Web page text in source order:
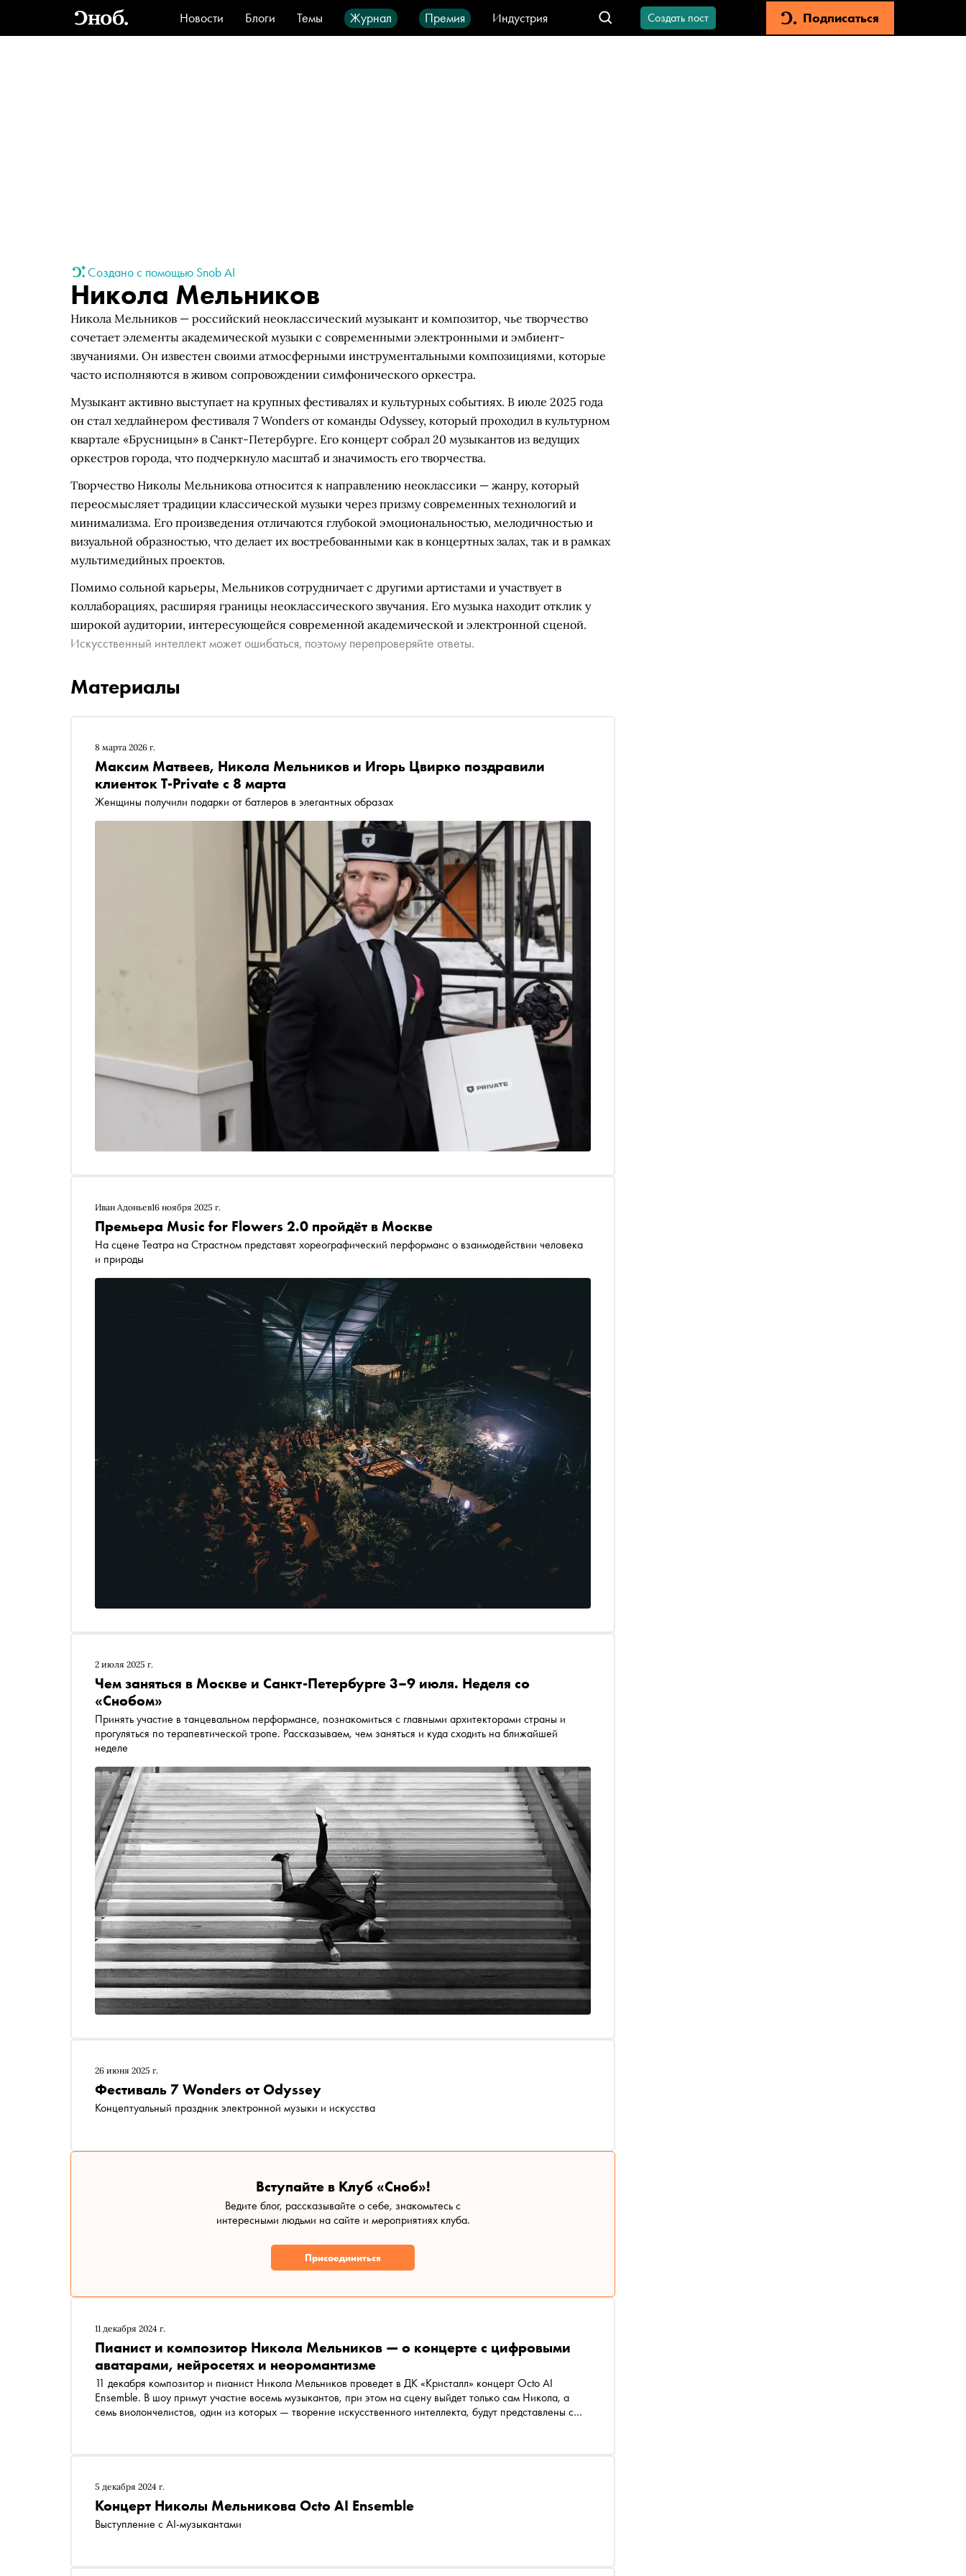
Новости Блоги Темы Журнал Премия
Индустрия
Стиль
Видео Город IT-продукты
Создать пост Подписаться
Создано с помощью Snob AI
Никола Мельников
Никола Мельников — российский неоклассический музыкант и композитор, чье творчество
сочетает элементы академической музыки с современными электронными и эмбиент-
звучаниями. Он известен своими атмосферными инструментальными композициями, которые
часто исполняются в живом сопровождении симфонического оркестра.
Музыкант активно выступает на крупных фестивалях и культурных событиях. В июле 2025 года
он стал хедлайнером фестиваля 7 Wonders от команды Odyssey, который проходил в культурном
квартале «Брусницын» в Санкт-Петербурге. Его концерт собрал 20 музыкантов из ведущих
оркестров города, что подчеркнуло масштаб и значимость его творчества.
Творчество Николы Мельникова относится к направлению неоклассики — жанру, который
переосмысляет традиции классической музыки через призму современных технологий и
минимализма. Его произведения отличаются глубокой эмоциональностью, мелодичностью и
визуальной образностью, что делает их востребованными как в концертных залах, так и в рамках
мультимедийных проектов.
Помимо сольной карьеры, Мельников сотрудничает с другими артистами и участвует в
коллаборациях, расширяя границы неоклассического звучания. Его музыка находит отклик у
широкой аудитории, интересующейся современной академической и электронной сценой.
Искусственный интеллект может ошибаться, поэтому перепроверяйте ответы.
Материалы
8 марта 2026 г.
Максим Матвеев, Никола Мельников и Игорь Цвирко поздравили
клиенток T-Private с 8 марта
Женщины получили подарки от батлеров в элегантных образах
Иван Адоньев16 ноября 2025 г.
Премьера Music for Flowers 2.0 пройдёт в Москве
На сцене Театра на Страстном представят хореографический перформанс о взаимодействии человека
и природы
2 июля 2025 г.
Чем заняться в Москве и Санкт-Петербурге 3–9 июля. Неделя со
«Снобом»
Принять участие в танцевальном перформансе, познакомиться с главными архитекторами страны и
прогуляться по терапевтической тропе. Рассказываем, чем заняться и куда сходить на ближайшей
неделе
26 июня 2025 г.
Фестиваль 7 Wonders от Odyssey
Концептуальный праздник электронной музыки и искусства
Вступайте в Клуб «Сноб»!
Ведите блог, рассказывайте о себе, знакомьтесь с
интересными людьми на сайте и мероприятиях клуба.
Присоединиться
11 декабря 2024 г.
Пианист и композитор Никола Мельников — о концерте с цифровыми
аватарами, нейросетях и неоромантизме
11 декабря композитор и пианист Никола Мельников проведет в ДК «Кристалл» концерт Octo AI
Ensemble. В шоу примут участие восемь музыкантов, при этом на сцену выйдет только сам Никола, а
семь виолончелистов, один из которых — творение искусственного интеллекта, будут представлены с
5 декабря 2024 г.
Концерт Николы Мельникова Octo AI Ensemble
Выступление с AI-музыкантами